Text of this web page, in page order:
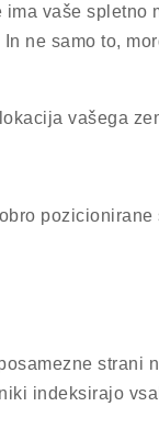
vaše spletno
ne samo to,
vašega
strani
indeksirajo